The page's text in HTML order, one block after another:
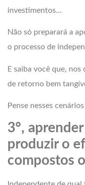
investimentos…
Não só preparará a
o processo de
E saiba você que,
de retorno bem
Pense nesses
3°,
produzir o
compostos